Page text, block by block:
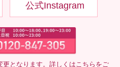
公式Instagram
更となります。詳しくはこちら をご